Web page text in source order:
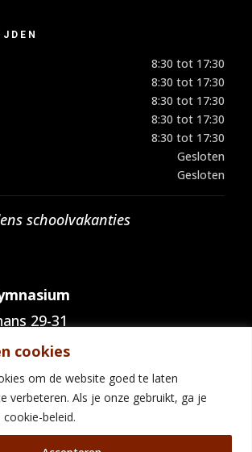
cookies
om de website goed te laten
verbeteren. Als je onze gebruikt, ga je
beleid.
8:30 tot 17:30
8:30 tot 17:30
8:30 tot 17:30
8:30 tot 17:30
8:30 tot 17:30
Gesloten
Gesloten
schoolvakanties
29-31
– 626 33 96